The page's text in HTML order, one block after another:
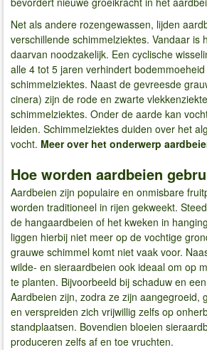
Net als andere rozengewassen, lijden
verschillende schimmelziektes. Vandaar is
daarvan noodzakelijk. Een cyclische
alle 4 tot 5 jaren verhindert
schimmelziektes. Naast de gevreesde
cinera) zijn de rode en zwarte
schimmelziektes. Onder de aarde kan
leiden. Schimmelziektes duiden over het
vocht. Meer over het onderwerp
Hoe worden aardbeien
Aardbeien zijn populaire en onmisbare
worden traditioneel in rijen gekweekt.
de hangaardbeien of het kweken in
liggen hierbij niet meer op de vochtige
grauwe schimmel komt niet vaak voor.
wilde- en sieraardbeien ook ideaal om op
te planten. Bijvoorbeeld bij schaduw en
Aardbeien zijn, zodra ze zijn aangegroeid,
en verspreiden zich vrijwillig zelfs op
standplaatsen. Bovendien bloeien
produceren zelfs af en toe vruchten.